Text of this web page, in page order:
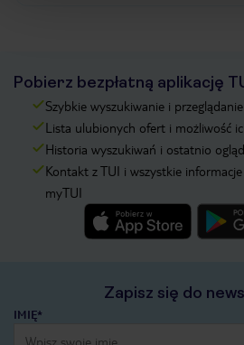
Pobierz bezpłatną aplikację
Szybkie wyszukiwanie i
Lista ulubionych ofert i możliwość
Historia wyszukiwań i ostatnio
Kontakt z TUI i wszystkie
myTUI
Zapisz się do
IMIĘ*